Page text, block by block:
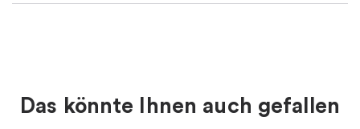
Das könnte Ihnen auch gefallen